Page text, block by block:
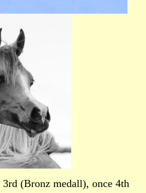
(Bronz medall), once 4th